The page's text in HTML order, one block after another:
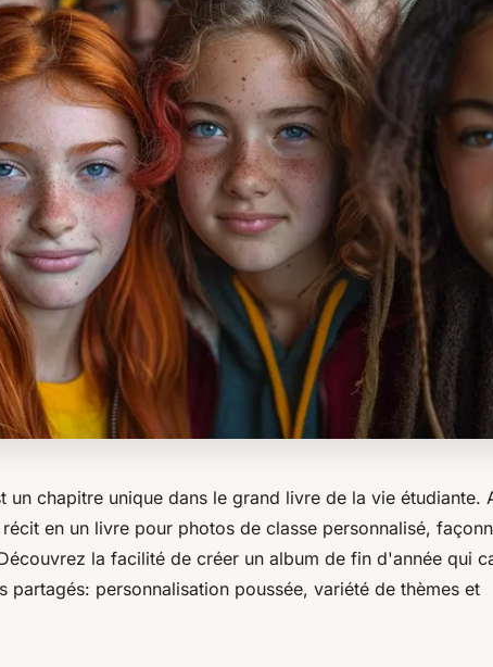
un chapitre unique dans le grand livre de la vie étudiante.
en un livre pour photos de classe personnalisé,
la facilité de créer un album de fin d'année qui
partagés: personnalisation poussée, variété de thèmes et